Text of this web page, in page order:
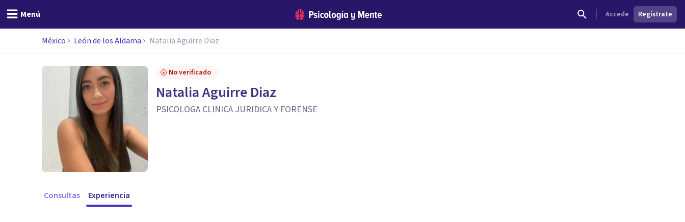
Menú Accede Regístrate
México León de los Aldama Natalia Aguirre Diaz
No verificado
Natalia Aguirre Diaz
PSICOLOGA CLINICA JURIDICA Y FORENSE
Consultas Experiencia